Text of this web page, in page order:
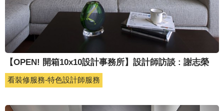
【OPEN! 開箱10x10設計事務所】設計師訪談 : 謝志榮
看裝修服務-特色設計師服務